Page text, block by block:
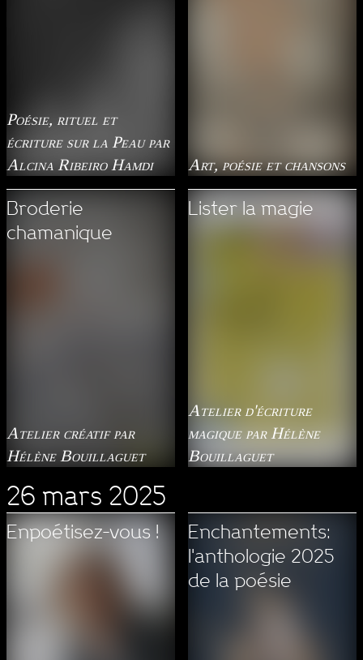
Poésie, rituel et
écriture sur la Peau par
Alcina Ribeiro Hamdi
Broderie
chamanique
Atelier créatif par
Hélène Bouillaguet
Art, poésie et chansons
Lister la magie
Atelier d'écriture
magique par Hélène
Bouillaguet
26 mars 2025
Enpoétisez-vous !
Enchantements:
l'anthologie 2025
de la poésie